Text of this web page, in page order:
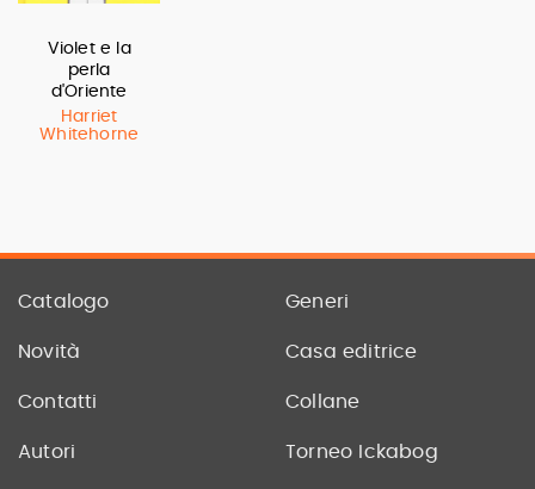
Violet e la
perla
d'Oriente
Harriet
Whitehorne
Catalogo Generi
Novità Casa editrice
Contatti Collane
Autori Torneo Ickabog